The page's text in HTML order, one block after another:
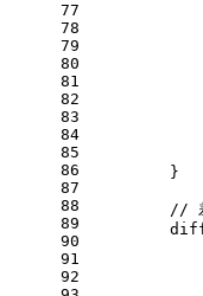
77
78
79
80
81
82
83
84
85
86
87
88
89
90
91
92
        }
//